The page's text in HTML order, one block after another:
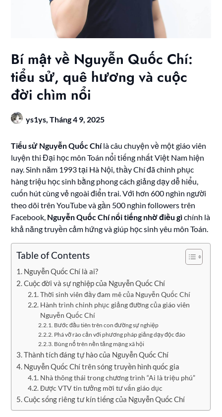
Bí mật về Nguyễn Quốc Chí:
tiểu sử, quê hương và cuộc
đời chìm nổi
ys1ys,Tháng 4 9, 2025
Tiểu sử Nguyễn Quốc Chílà câu chuyện về một giáo viên
luyện thi Đại học môn Toán nổi tiếng nhất Việt Nam hiện
nay. Sinh năm 1993 tại Hà Nội, thầy Chí đã chinh phục
hàng triệu học sinh bằng phong cách giảng dạy dễ hiểu,
cuốn hút cùng vẻ ngoài điển trai. Với hơn 600 nghìn người
theo dõi trên YouTube và gần 500 nghìn followers trên
Facebook, Nguyễn Quốc Chí nổi tiếng nhờ điều gìchính là
khả năng truyền cảm hứng và giúp học sinh yêu môn Toán.
Table of Contents
Nguyễn Quốc Chí là ai?
Cuộc đời và sự nghiệp của Nguyễn Quốc Chí
Thời sinh viên đầy đam mê của Nguyễn Quốc Chí
Hành trình chinh phục giảng đường của giáo viên
Nguyễn Quốc Chí
Bước đầu tiên trên con đường sự nghiệp
Phá vỡ rào cản với phương pháp giảng dạy độc đáo
Bùng nổ trên nền tảng mạng xã hội
Thành tích đáng tự hào của Nguyễn Quốc Chí
Nguyễn Quốc Chí trên sóng truyền hình quốc gia
Nhà thông thái trong chương trình “Ai là triệu phú”
Được VTV tin tưởng mời tư vấn giáo dục
Cuộc sống riêng tư kín tiếng của Nguyễn Quốc Chí